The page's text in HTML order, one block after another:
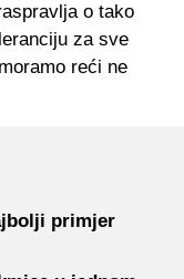
o tako
za sve
reći ne
primjer